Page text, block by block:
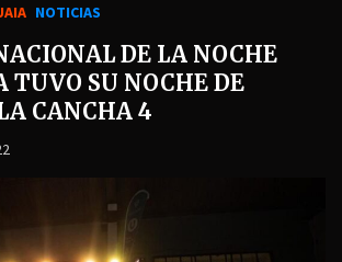
NOTICIAS
DE LA NOCHE
TUVO SU NOCHE DE
CANCHA 4